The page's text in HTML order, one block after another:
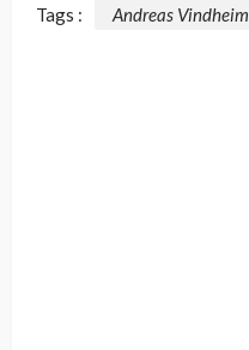
Tags : Andreas Vindheim